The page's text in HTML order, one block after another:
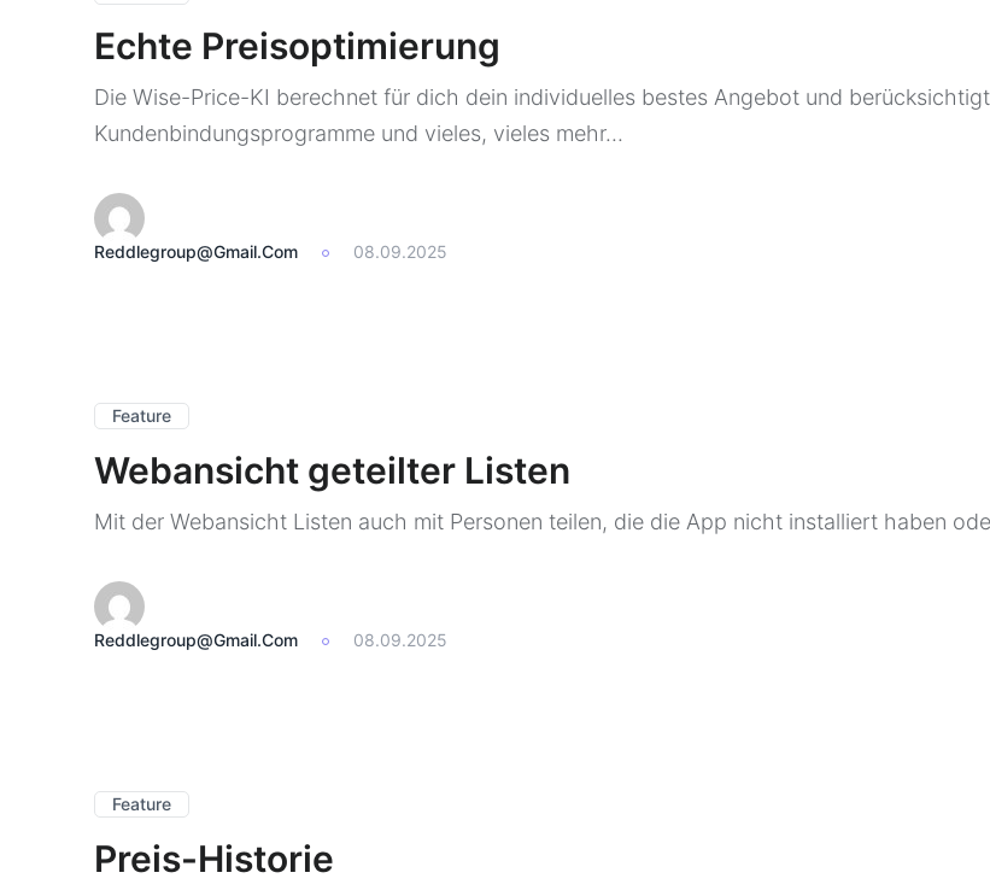
Echte Preisoptimierung
Die Wise-Price-KI berechnet für dich dein individuelles bestes Angebot und
Kundenbindungsprogramme und vieles, vieles mehr...
Reddlegroup@gmail.com 08.09.2025
Feature
Webansicht geteilter Listen
Mit der Webansicht Listen auch mit Personen teilen, die die App nicht installiert haben
Reddlegroup@gmail.com 08.09.2025
Feature
Preis-Historie